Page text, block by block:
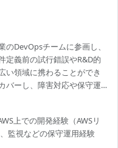
DevOpsチームに参画し、
定義前の試行錯誤やR&D的
い領域に携わることができ
バーし、障害対応や保守運
・クラウド：AWS（一部
・スクラム開発（尚可スキ
上での開発経験（AWSリ
監視などの保守運用経験